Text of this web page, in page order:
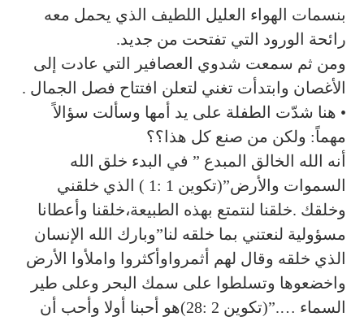
بنسمات الهواء العليل اللطيف الذي يحمل معه
رائحة الورود التي تفتحت من جديد.
ومن ثم سمعت شدوي العصافير التي عادت إلى
الأغصان وابتدأت تغني لتعلن افتتاح فصل الجمال .
• هنا شدّت الطفلة على يد أمها وسألت سؤالاً
مهماً: ولكن من صنع كل هذا؟؟
أنه الله الخالق المبدع ” في البدء خلق الله
السموات والأرض”(تكوين 1 :1 ) الذي خلقني
وخلقك .خلقنا لنتمتع بهذه الطبيعة،خلقنا وأعطانا
مسؤولية لنعتني بما خلقه لنا”وبارك الله الإنسان
الذي خلقه وقال لهم أثمرواوأكثروا واملأوا الأرض
واخضعوها وتسلطوا على سمك البحر وعلى طير
السماء ….”(تكوين 2 :28)هو أحبنا أولا وأحب أن